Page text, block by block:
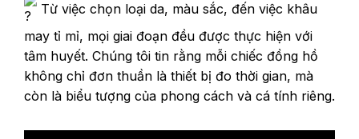
Từ việc chọn loại da, màu sắc, đến việc khâu
may tỉ mỉ, mọi giai đoạn đều được thực hiện với
tâm huyết. Chúng tôi tin rằng mỗi chiếc đồng hồ
không chỉ đơn thuần là thiết bị đo thời gian, mà
còn là biểu tượng của phong cách và cá tính riêng.